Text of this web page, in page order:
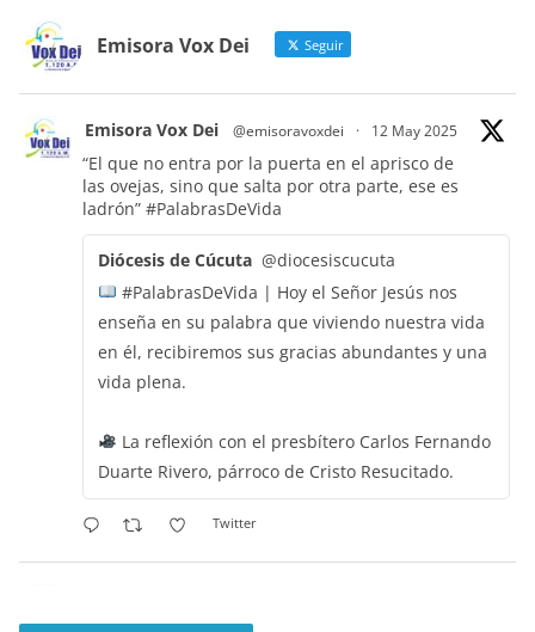
Emisora Vox Dei Seguir
Emisora Vox Dei @emisoravoxdei · 12 May 2025
“El que no entra por la puerta en el aprisco de
las ovejas, sino que salta por otra parte, ese es
ladrón” #PalabrasDeVida
Diócesis de Cúcuta @diocesiscucuta
#PalabrasDeVida | Hoy el Señor Jesús nos
enseña en su palabra que viviendo nuestra vida
en él, recibiremos sus gracias abundantes y una
vida plena.
La reflexión con el presbítero Carlos Fernando
Duarte Rivero, párroco de Cristo Resucitado.
Twitter